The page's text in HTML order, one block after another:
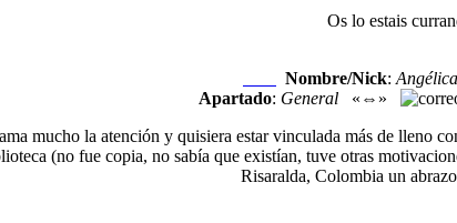
Os lo estais
Nombre/Nick:Angélica
Apartado: General «⇔»
mucho la atención y quisiera estar vinculada más de lleno
(no fue copia, no sabía que existían, tuve otras
Risaralda, Colombia un